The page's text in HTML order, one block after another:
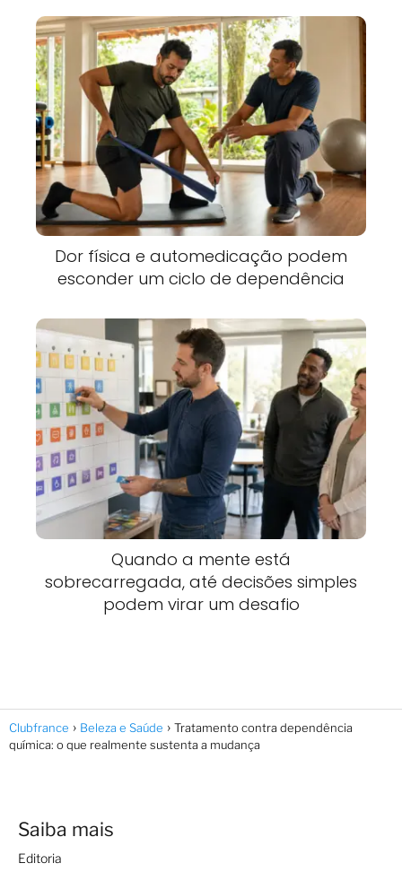
Dor física e automedicação podem
esconder um ciclo de dependência
Quando a mente está
sobrecarregada, até decisões simples
podem virar um desafio
Clubfrance Beleza e Saúde
Tratamento contra dependência
química: o que realmente sustenta a mudança
Saiba mais
Editoria